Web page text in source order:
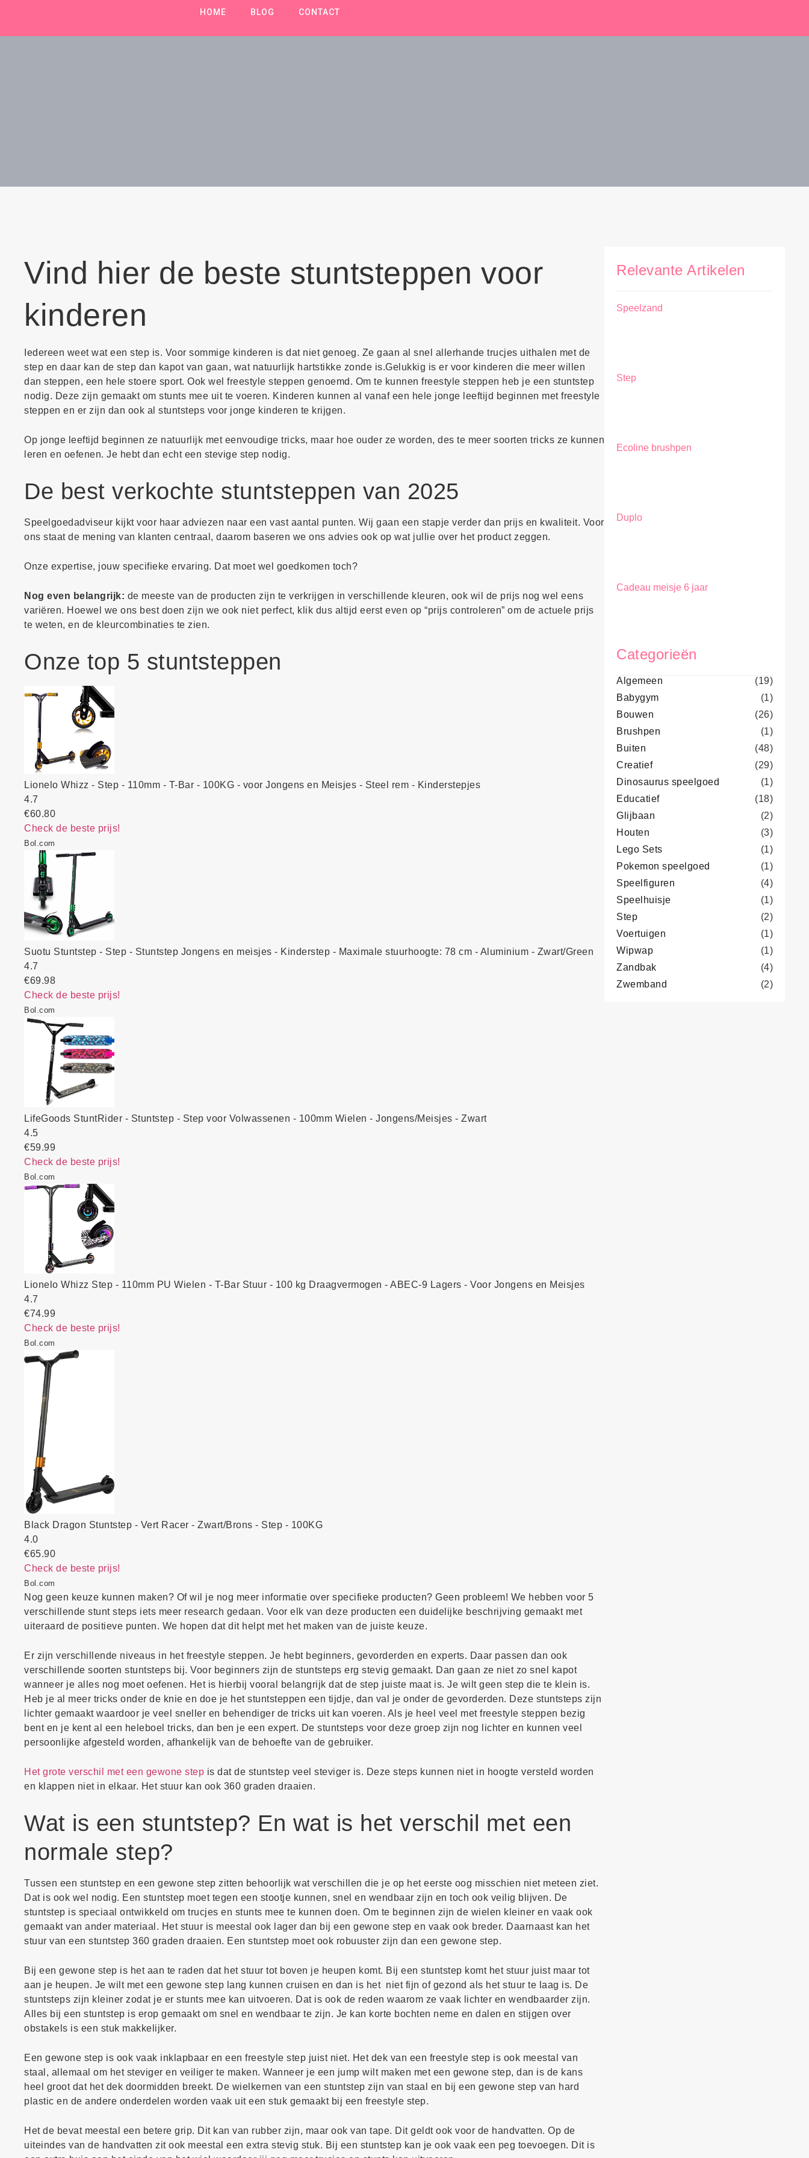
HOME BLOG CONTACT
Vind hier de beste stuntsteppen voor
kinderen
Iedereen weet wat een step is. Voor sommige kinderen is dat niet genoeg. Ze gaan al snel allerhande trucjes uithalen met de
step en daar kan de step dan kapot van gaan, wat natuurlijk hartstikke zonde is.Gelukkig is er voor kinderen die meer willen
dan steppen, een hele stoere sport. Ook wel freestyle steppen genoemd. Om te kunnen freestyle steppen heb je een stuntstep
nodig. Deze zijn gemaakt om stunts mee uit te voeren. Kinderen kunnen al vanaf een hele jonge leeftijd beginnen met freestyle
steppen en er zijn dan ook al stuntsteps voor jonge kinderen te krijgen.
Op jonge leeftijd beginnen ze natuurlijk met eenvoudige tricks, maar hoe ouder ze worden, des te meer soorten tricks ze kunnen
leren en oefenen. Je hebt dan echt een stevige step nodig.
De best verkochte stuntsteppen van 2025
Speelgoedadviseur kijkt voor haar adviezen naar een vast aantal punten. Wij gaan een stapje verder dan prijs en kwaliteit. Voor
ons staat de mening van klanten centraal, daarom baseren we ons advies ook op wat jullie over het product zeggen.
Onze expertise, jouw specifieke ervaring. Dat moet wel goedkomen toch?
Nog even belangrijk: de meeste van de producten zijn te verkrijgen in verschillende kleuren, ook wil de prijs nog wel eens
variëren. Hoewel we ons best doen zijn we ook niet perfect, klik dus altijd eerst even op “prijs controleren” om de actuele prijs
te weten, en de kleurcombinaties te zien.
Onze top 5 stuntsteppen
Lionelo Whizz - Step - 110mm - T-Bar - 100KG - voor Jongens en Meisjes - Steel rem - Kinderstepjes
4.7
€60.80
Check de beste prijs!
Bol.com
Suotu Stuntstep - Step - Stuntstep Jongens en meisjes - Kinderstep - Maximale stuurhoogte: 78 cm - Aluminium - Zwart/Green
4.7
€69.98
Check de beste prijs!
Bol.com
LifeGoods StuntRider - Stuntstep - Step voor Volwassenen - 100mm Wielen - Jongens/Meisjes - Zwart
4.5
€59.99
Check de beste prijs!
Bol.com
Lionelo Whizz Step - 110mm PU Wielen - T-Bar Stuur - 100 kg Draagvermogen - ABEC-9 Lagers - Voor Jongens en Meisjes
4.7
€74.99
Check de beste prijs!
Bol.com
Black Dragon Stuntstep - Vert Racer - Zwart/Brons - Step - 100KG
4.0
€65.90
Check de beste prijs!
Bol.com
Nog geen keuze kunnen maken? Of wil je nog meer informatie over specifieke producten? Geen probleem! We hebben voor 5
verschillende stunt steps iets meer research gedaan. Voor elk van deze producten een duidelijke beschrijving gemaakt met
uiteraard de positieve punten. We hopen dat dit helpt met het maken van de juiste keuze.
Er zijn verschillende niveaus in het freestyle steppen. Je hebt beginners, gevorderden en experts. Daar passen dan ook
verschillende soorten stuntsteps bij. Voor beginners zijn de stuntsteps erg stevig gemaakt. Dan gaan ze niet zo snel kapot
wanneer je alles nog moet oefenen. Het is hierbij vooral belangrijk dat de step juiste maat is. Je wilt geen step die te klein is.
Heb je al meer tricks onder de knie en doe je het stuntsteppen een tijdje, dan val je onder de gevorderden. Deze stuntsteps zijn
lichter gemaakt waardoor je veel sneller en behendiger de tricks uit kan voeren. Als je heel veel met freestyle steppen bezig
bent en je kent al een heleboel tricks, dan ben je een expert. De stuntsteps voor deze groep zijn nog lichter en kunnen veel
persoonlijke afgesteld worden, afhankelijk van de behoefte van de gebruiker.
Het grote verschil met een gewone step is dat de stuntstep veel steviger is. Deze steps kunnen niet in hoogte versteld worden
en klappen niet in elkaar. Het stuur kan ook 360 graden draaien.
Wat is een stuntstep? En wat is het verschil met een
normale step?
Tussen een stuntstep en een gewone step zitten behoorlijk wat verschillen die je op het eerste oog misschien niet meteen ziet.
Dat is ook wel nodig. Een stuntstep moet tegen een stootje kunnen, snel en wendbaar zijn en toch ook veilig blijven. De
stuntstep is speciaal ontwikkeld om trucjes en stunts mee te kunnen doen. Om te beginnen zijn de wielen kleiner en vaak ook
gemaakt van ander materiaal. Het stuur is meestal ook lager dan bij een gewone step en vaak ook breder. Daarnaast kan het
stuur van een stuntstep 360 graden draaien. Een stuntstep moet ook robuuster zijn dan een gewone step.
Bij een gewone step is het aan te raden dat het stuur tot boven je heupen komt. Bij een stuntstep komt het stuur juist maar tot
aan je heupen. Je wilt met een gewone step lang kunnen cruisen en dan is het niet fijn of gezond als het stuur te laag is. De
stuntsteps zijn kleiner zodat je er stunts mee kan uitvoeren. Dat is ook de reden waarom ze vaak lichter en wendbaarder zijn.
Alles bij een stuntstep is erop gemaakt om snel en wendbaar te zijn. Je kan korte bochten neme en dalen en stijgen over
obstakels is een stuk makkelijker.
Een gewone step is ook vaak inklapbaar en een freestyle step juist niet. Het dek van een freestyle step is ook meestal van
staal, allemaal om het steviger en veiliger te maken. Wanneer je een jump wilt maken met een gewone step, dan is de kans
heel groot dat het dek doormidden breekt. De wielkernen van een stuntstep zijn van staal en bij een gewone step van hard
plastic en de andere onderdelen worden vaak uit een stuk gemaakt bij een freestyle step.
Het de bevat meestal een betere grip. Dit kan van rubber zijn, maar ook van tape. Dit geldt ook voor de handvatten. Op de
uiteindes van de handvatten zit ook meestal een extra stevig stuk. Bij een stuntstep kan je ook vaak een peg toevoegen. Dit is
Relevante Artikelen
Speelzand
Step
Ecoline brushpen
Duplo
Cadeau meisje 6 jaar
Categorieën
Algemeen
(19)
Babygym
(1)
Bouwen
(26)
Brushpen
(1)
Buiten
(48)
Creatief
(29)
Dinosaurus speelgoed
(1)
Educatief
(18)
Glijbaan
(2)
Houten
(3)
Lego Sets
(1)
Pokemon speelgoed
(1)
Speelfiguren
(4)
Speelhuisje
(1)
Step
(2)
Voertuigen
(1)
Wipwap
(1)
Zandbak
(4)
Zwemband
(2)